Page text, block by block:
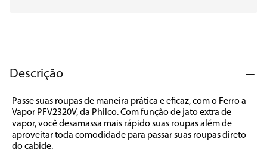
Descrição
Passe suas roupas de maneira prática e eficaz, com o Ferro a
Vapor PFV2320V, da Philco. Com função de jato extra de
vapor, você desamassa mais rápido suas roupas além de
aproveitar toda comodidade para passar suas roupas direto
do cabide.